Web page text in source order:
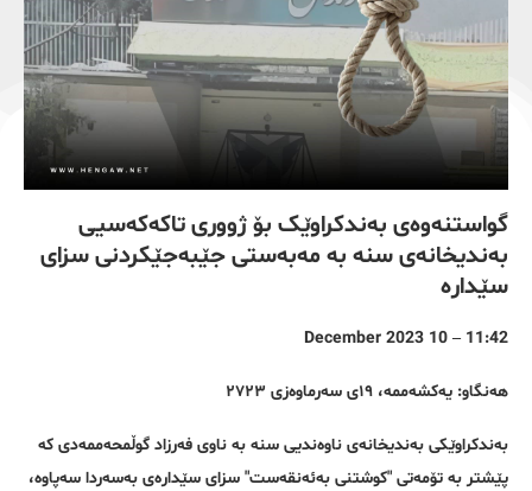
گواستنەوەی بەندکراوێک بۆ ژووری تاکەکەسیی
بەندیخانەی سنە بە مەبەستی جێبەجێکردنی سزای
سێدارە
11:42 – 10 December 2023
هەنگاو: یەکشەممە، ١٩ی سەرماوەزی ٢٧٢٣
بەندکراوێکی بەندیخانەی ناوەندیی سنە بە ناوی فەرزاد گوڵمحەممەدی کە
پێشتر بە تۆمەتی "کوشتنی بەئەنقەست" سزای سێدارەی بەسەردا سەپاوە،